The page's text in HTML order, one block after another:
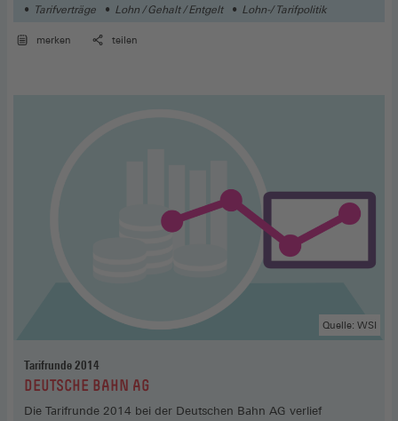
einigen Jahren setzen sich die Tarifparteien dieser Branche vom
Sie verhandelten seit 2010 jedes Jahr einen neuen
Tarifverträge Lohn / Gehalt / Entgelt Lohn-/ Tarifpolitik
merken teilen
Tarifrunde 2014
:DEUTSCHE BAHN AG
Die Tarifrunde 2014 bei der Deutschen Bahn AG verlief
Quelle: WSI